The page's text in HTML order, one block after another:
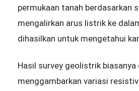
permukaan tanah berdasarkan
mengalirkan arus listrik ke
dihasilkan untuk mengetahui
Hasil survey geolistrik
menggambarkan variasi